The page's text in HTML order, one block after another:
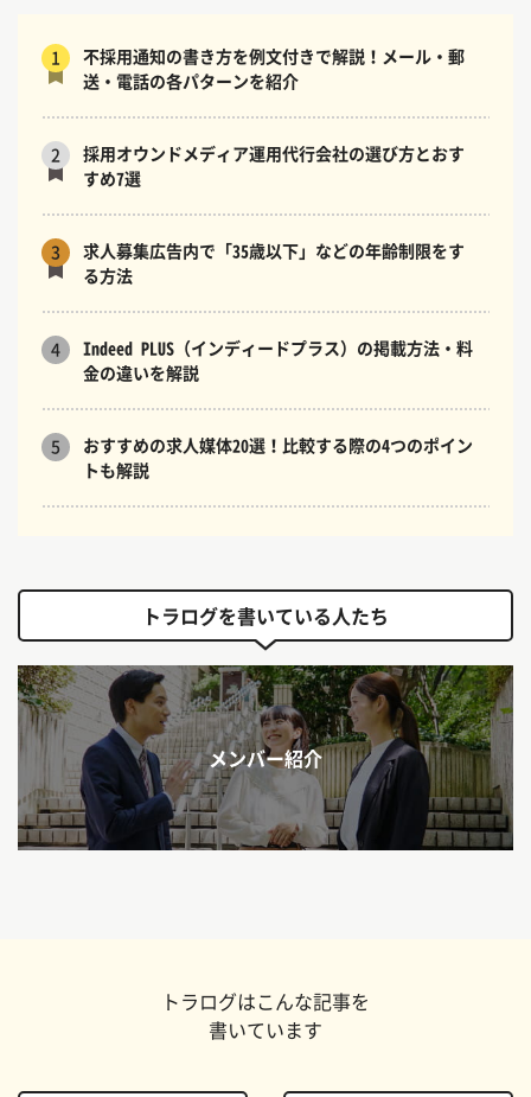
1
不採用通知の書き方を例文付きで解説！メール・郵
送・電話の各パターンを紹介
2
採用オウンドメディア運用代行会社の選び方とおす
すめ7選
3
求人募集広告内で「35歳以下」などの年齢制限をす
る方法
4
Indeed PLUS（インディードプラス）の掲載方法・料
金の違いを解説
5
おすすめの求人媒体20選！比較する際の4つのポイン
トも解説
トラログを書いている人たち
メンバー紹介
トラログはこんな記事を
書いています